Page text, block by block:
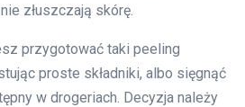
złuszczają skórę.
przygotować taki peeling
proste składniki, albo sięgnąć
w drogeriach. Decyzja należy